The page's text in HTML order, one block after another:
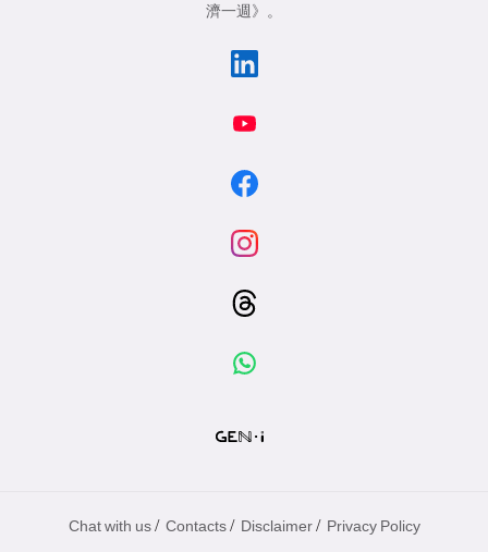
濟一週》
。
Chat with us / Contacts / Disclaimer / Privacy Policy